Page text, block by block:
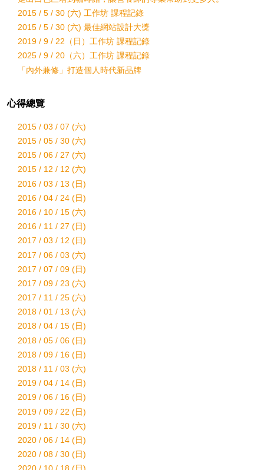
2015 / 5 / 30 (六) 工作坊 課程記錄
2015 / 5 / 30 (六) 最佳網站設計大獎
2019 / 9 / 22（日）工作坊 課程記錄
2025 / 9 / 20（六）工作坊 課程記錄
「內外兼修」打造個人時代新品牌
心得總覽
2015 / 03 / 07 (六)
2015 / 05 / 30 (六)
2015 / 06 / 27 (六)
2015 / 12 / 12 (六)
2016 / 03 / 13 (日)
2016 / 04 / 24 (日)
2016 / 10 / 15 (六)
2016 / 11 / 27 (日)
2017 / 03 / 12 (日)
2017 / 06 / 03 (六)
2017 / 07 / 09 (日)
2017 / 09 / 23 (六)
2017 / 11 / 25 (六)
2018 / 01 / 13 (六)
2018 / 04 / 15 (日)
2018 / 05 / 06 (日)
2018 / 09 / 16 (日)
2018 / 11 / 03 (六)
2019 / 04 / 14 (日)
2019 / 06 / 16 (日)
2019 / 09 / 22 (日)
2019 / 11 / 30 (六)
2020 / 06 / 14 (日)
2020 / 08 / 30 (日)